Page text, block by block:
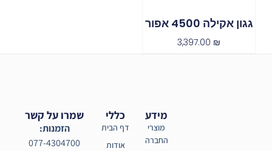
גגון אקילה 4500 אפור
3,397.00 ₪
כללי
דף הבית
אודות
מידע
מוצרי
החברה
שמרו על קשר
הזמנות:
077-4304700